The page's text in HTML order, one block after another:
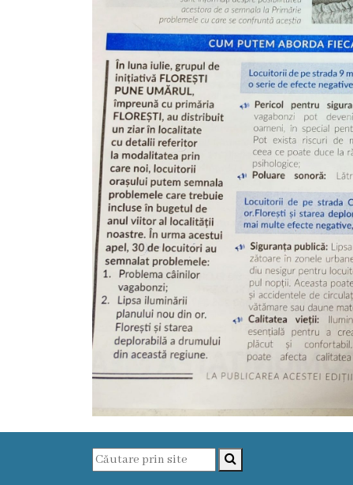
derulare
Proiecte
prioritare
finanțare
Proiecte
finalizate
Instituții
subordonate
Funcţii